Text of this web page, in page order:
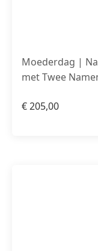
Moederdag |
met Twee
€205,00